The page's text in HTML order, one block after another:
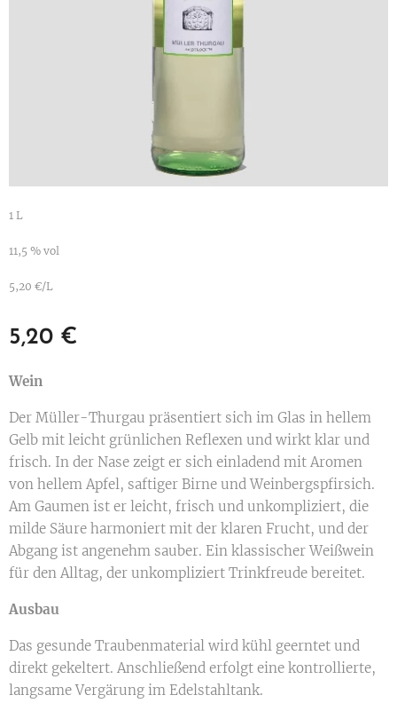
1 L
11,5 % vol
5,20 €/L
5,20 €
Wein
Der Müller-Thurgau präsentiert sich im Glas in hellem
Gelb mit leicht grünlichen Reflexen und wirkt klar und
frisch. In der Nase zeigt er sich einladend mit Aromen
von hellem Apfel, saftiger Birne und Weinbergspfirsich.
Am Gaumen ist er leicht, frisch und unkompliziert, die
milde Säure harmoniert mit der klaren Frucht, und der
Abgang ist angenehm sauber. Ein klassischer Weißwein
für den Alltag, der unkompliziert Trinkfreude bereitet.
Ausbau
Das gesunde Traubenmaterial wird kühl geerntet und
direkt gekeltert. Anschließend erfolgt eine kontrollierte,
langsame Vergärung im Edelstahltank.